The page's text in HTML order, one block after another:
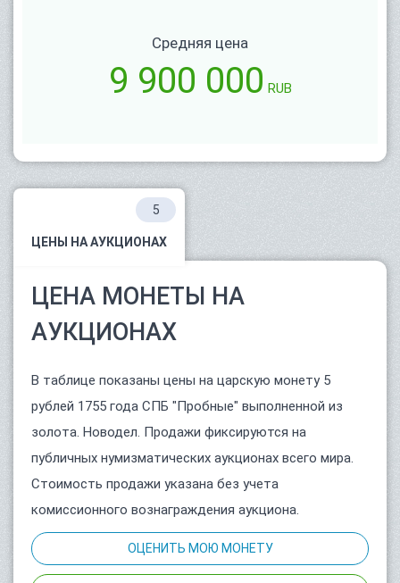
Средняя цена
9 900 000 RUB
ЦЕНЫ НА АУКЦИОНАХ
5
ЦЕНА МОНЕТЫ НА
АУКЦИОНАХ
В таблице показаны цены на царскую монету 5
рублей 1755 года СПБ "Пробные" выполненной из
золота. Новодел. Продажи фиксируются на
публичных нумизматических аукционах всего мира.
Стоимость продажи указана без учета
комиссионного вознаграждения аукциона.
ОЦЕНИТЬ МОЮ МОНЕТУ